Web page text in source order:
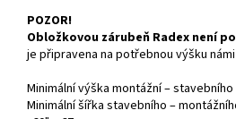
POZOR!
Obložkovou zárubeň Radex není
je připravena na potřebnou výšku
Minimální výška montážní –
Minimální šířka stavebního –